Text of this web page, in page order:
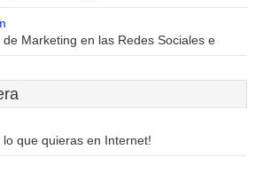
Marketing en las Redes Sociales e
que quieras en Internet!